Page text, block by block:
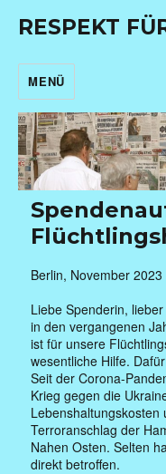
RESPEKT
MENÜ
Berlin, November 2023
Liebe Spenderin,
in den vergangenen
ist für unsere
wesentliche Hilfe.
Seit der Corona-
Krieg gegen die
Terroranschlag der
Nahen Osten. Selten
direkt betroffen.